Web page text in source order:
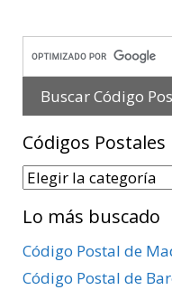
Códigos
Códigos
por
Provincias
Lo más buscado
Código Postal de
Código Postal de